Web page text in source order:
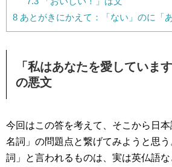
8 あとがきにかえて：「ない」のに「
「私はあなたを愛していま
の悪文
今回はこの答を考えて、そこから日
名詞」の問題点と繋げてみようと思
詞」と言われるものは、実は英仏語な